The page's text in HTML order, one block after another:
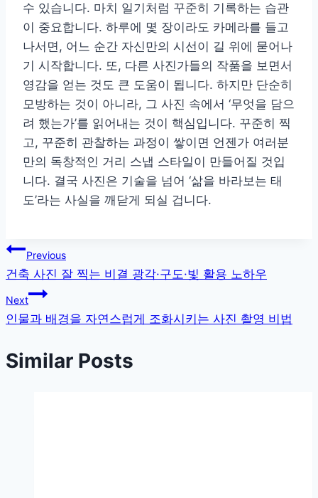
수 있습니다. 마치 일기처럼 꾸준히 기록하는 습관
이 중요합니다. 하루에 몇 장이라도 카메라를 들고
나서면, 어느 순간 자신만의 시선이 길 위에 묻어나
기 시작합니다. 또, 다른 사진가들의 작품을 보면서
영감을 얻는 것도 큰 도움이 됩니다. 하지만 단순히
모방하는 것이 아니라, 그 사진 속에서 ‘무엇을 담으
려 했는가’를 읽어내는 것이 핵심입니다. 꾸준히 찍
고, 꾸준히 관찰하는 과정이 쌓이면 언젠가 여러분
만의 독창적인 거리 스냅 스타일이 만들어질 것입
니다. 결국 사진은 기술을 넘어 ‘삶을 바라보는 태
도’라는 사실을 깨닫게 되실 겁니다.
글
탐
색
Previous
건축 사진 잘 찍는 비결 광각·구도·빛 활용 노하우
Next
인물과 배경을 자연스럽게 조화시키는 사진 촬영 비법
Similar Posts